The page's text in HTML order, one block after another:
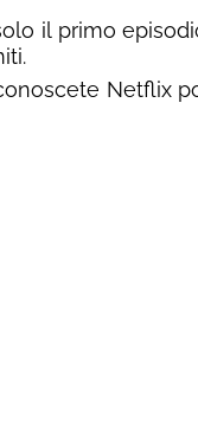
il primo
Netflix